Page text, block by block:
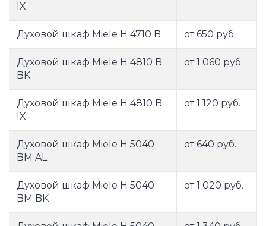
IX
Духовой шкаф Miele H 4710 B от 650 руб.
Духовой шкаф Miele H 4810 B
BK
от 1 060 руб.
Духовой шкаф Miele H 4810 B
IX
от 1 120 руб.
Духовой шкаф Miele H 5040
BM AL
от 640 руб.
Духовой шкаф Miele H 5040
BM BK
от 1 020 руб.